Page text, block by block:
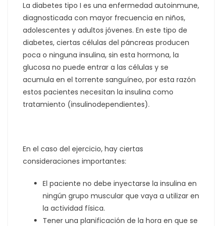
La diabetes tipo I es una enfermedad autoinmune,
diagnosticada con mayor frecuencia en niños,
adolescentes y adultos jóvenes. En este tipo de
diabetes, ciertas células del páncreas producen
poca o ninguna insulina, sin esta hormona, la
glucosa no puede entrar a las células y se
acumula en el torrente sanguíneo, por esta razón
estos pacientes necesitan la insulina como
tratamiento (insulinodependientes).
En el caso del ejercicio, hay ciertas
consideraciones importantes:
El paciente no debe inyectarse la insulina en
ningún grupo muscular que vaya a utilizar en
la actividad física.
Tener una planificación de la hora en que se